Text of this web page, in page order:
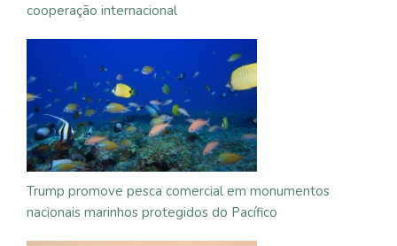
cooperação internacional
Trump promove pesca comercial em monumentos
nacionais marinhos protegidos do Pacífico